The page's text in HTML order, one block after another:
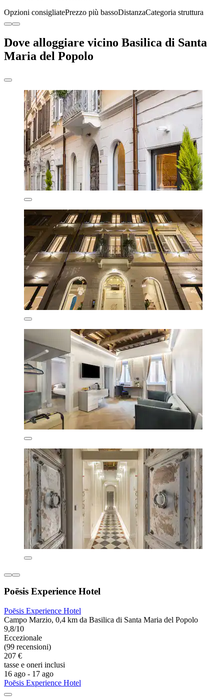
Opzioni consigliatePrezzo più bassoDistanzaCategoria struttura
Dove alloggiare vicino Basilica di Santa
Maria del Popolo
Poēsis Experience Hotel
Poēsis Experience Hotel
Campo Marzio, 0,4 km da Basilica di Santa Maria del Popolo
9,8/10
Eccezionale
(99 recensioni)
207 €
tasse e oneri inclusi
16 ago - 17 ago
Poēsis Experience Hotel